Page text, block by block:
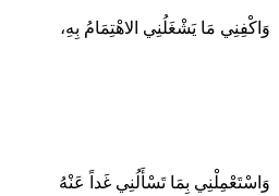
وَاكْفِنِي مَا يَشْغَلُنِي الاهْتِمَامُ بِهِ،
وَاسْتَعْمِلْنِي بِمَا تَسْأَلُنِي غَداً عَنْهُ